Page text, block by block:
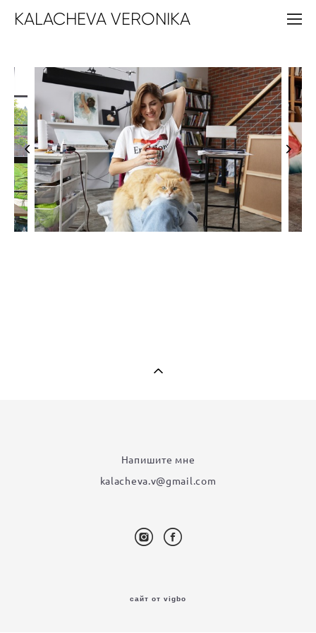
KALACHEVA VERONIKA
Напишите мне
kalacheva.v@gmail.com
сайт от vigbo